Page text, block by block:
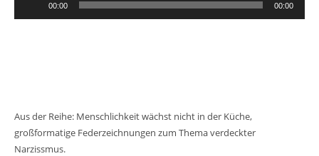
00:00 00:00
Aus der Reihe: Menschlichkeit wächst nicht in der Küche,
großformatige Federzeichnungen zum Thema verdeckter
Narzissmus.